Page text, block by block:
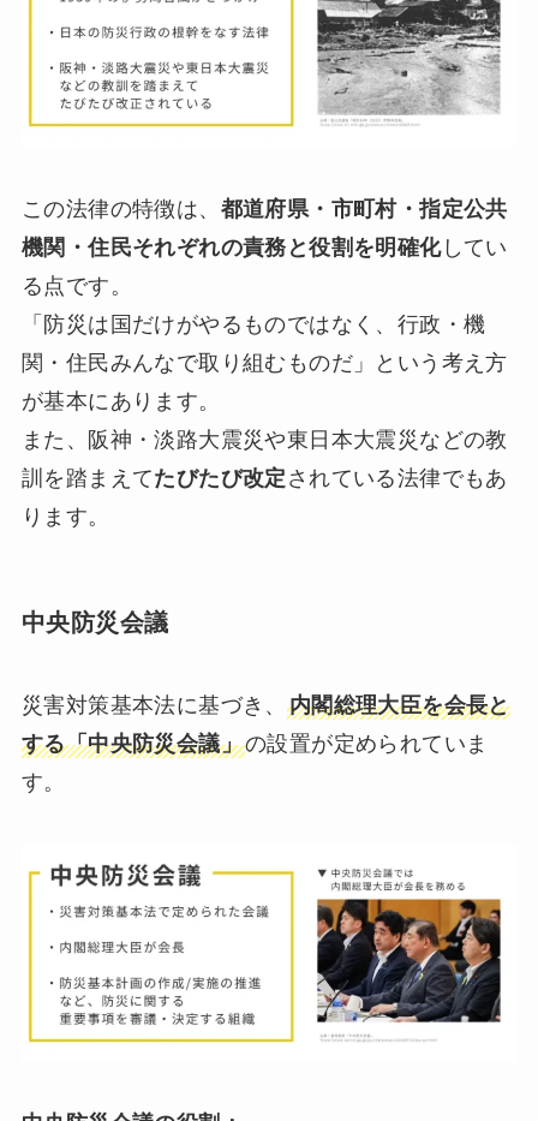
この法律の特徴は、 都道府県・市町村・指定公共
機関・住民それぞれの責務と役割を明確化してい
る点です。
「防災は国だけがやるものではなく、行政・機
関・住民みんなで取り組むものだ」という考え方
が基本にあります。
また、阪神・淡路大震災や東日本大震災などの教
訓を踏まえてたびたび改定 されている法律でもあ
ります。
中央防災会議
災害対策基本法に基づき、 内閣総理大臣を会長と
する「中央防災会議」の設置が定められていま
す。